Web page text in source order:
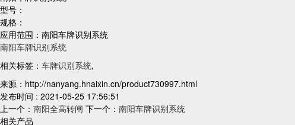
型号：
规格：
应用范围：南阳车牌识别系统
南阳车牌识别系统
相关标签： 车牌识别系统,
来源：http://nanyang.hnaixin.cn/product730997.html
发布时间 : 2021-05-25 17:56:51
上一个： 南阳全高转闸 下一个： 南阳车牌识别系统
相关产品